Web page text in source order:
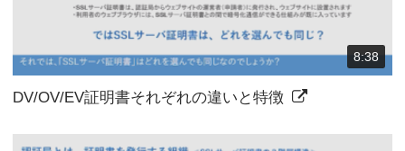
DV/OV/EV証明書それぞれの違いと特徴
8:38